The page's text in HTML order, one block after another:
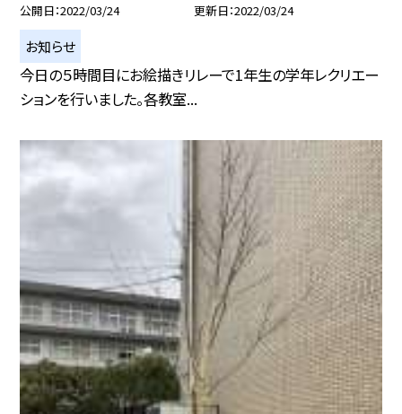
公開日 2022/03/24 更新日 2022/03/24
お知らせ
今日の５時間目にお絵描きリレーで1年生の学年レクリエー
ションを行いました。各教室...